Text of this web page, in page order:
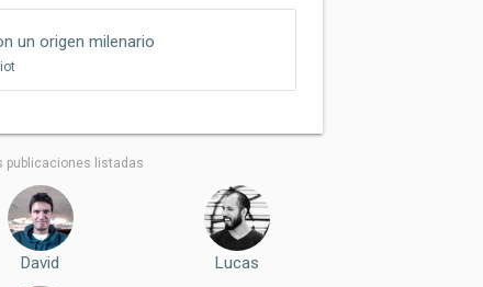
un origen milenario
publicaciones listadas
David Lucas